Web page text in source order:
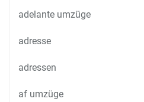
adelante umzüge
adresse
adressen
af umzüge